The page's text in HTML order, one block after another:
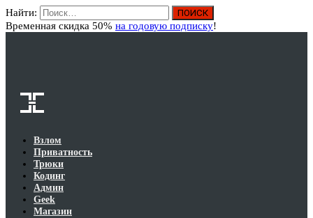
Найти:
Временная скидка 50% на годовую подписку!
Взлом
Приватность
Трюки
Кодинг
Админ
Geek
Магазин